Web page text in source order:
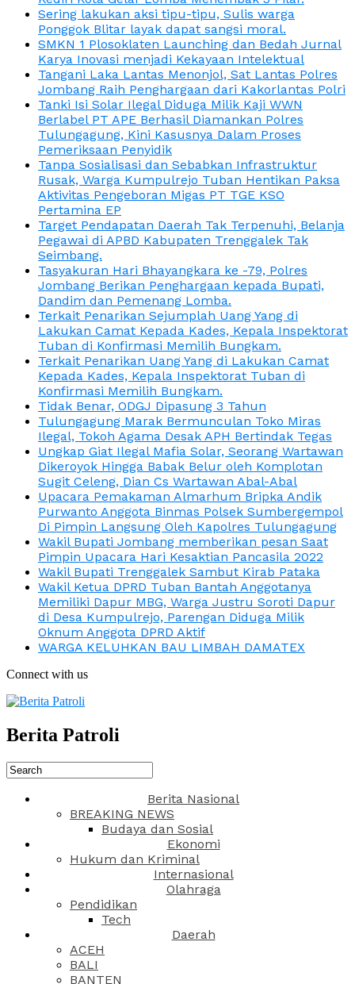
Sering lakukan aksi tipu-tipu, Sulis warga
Ponggok Blitar layak dapat sangsi moral.
SMKN 1 Plosoklaten Launching dan Bedah Jurnal
Karya Inovasi menjadi Kekayaan Intelektual
Tangani Laka Lantas Menonjol, Sat Lantas Polres
Jombang Raih Penghargaan dari Kakorlantas Polri
Tanki Isi Solar Ilegal Diduga Milik Kaji WWN
Berlabel PT APE Berhasil Diamankan Polres
Tulungagung, Kini Kasusnya Dalam Proses
Pemeriksaan Penyidik
Tanpa Sosialisasi dan Sebabkan Infrastruktur
Rusak, Warga Kumpulrejo Tuban Hentikan Paksa
Aktivitas Pengeboran Migas PT TGE KSO
Pertamina EP
Target Pendapatan Daerah Tak Terpenuhi, Belanja
Pegawai di APBD Kabupaten Trenggalek Tak
Seimbang.
Tasyakuran Hari Bhayangkara ke -79, Polres
Jombang Berikan Penghargaan kepada Bupati,
Dandim dan Pemenang Lomba.
Terkait Penarikan Sejumplah Uang Yang di
Lakukan Camat Kepada Kades, Kepala Inspektorat
Tuban di Konfirmasi Memilih Bungkam.
Terkait Penarikan Uang Yang di Lakukan Camat
Kepada Kades, Kepala Inspektorat Tuban di
Konfirmasi Memilih Bungkam.
Tidak Benar, ODGJ Dipasung 3 Tahun
Tulungagung Marak Bermunculan Toko Miras
Ilegal, Tokoh Agama Desak APH Bertindak Tegas
Ungkap Giat Ilegal Mafia Solar, Seorang Wartawan
Dikeroyok Hingga Babak Belur oleh Komplotan
Sugit Celeng, Dian Cs Wartawan Abal-Abal
Upacara Pemakaman Almarhum Bripka Andik
Purwanto Anggota Binmas Polsek Sumbergempol
Di Pimpin Langsung Oleh Kapolres Tulungagung
Wakil Bupati Jombang memberikan pesan Saat
Pimpin Upacara Hari Kesaktian Pancasila 2022
Wakil Bupati Trenggalek Sambut Kirab Pataka
Wakil Ketua DPRD Tuban Bantah Anggotanya
Memiliki Dapur MBG, Warga Justru Soroti Dapur
di Desa Kumpulrejo, Parengan Diduga Milik
Oknum Anggota DPRD Aktif
WARGA KELUHKAN BAU LIMBAH DAMATEX
Connect with us
Berita Patroli
Berita Nasional
BREAKING NEWS
Budaya dan Sosial
Ekonomi
Hukum dan Kriminal
Internasional
Olahraga
Pendidikan
Tech
Daerah
ACEH
BALI
BANTEN